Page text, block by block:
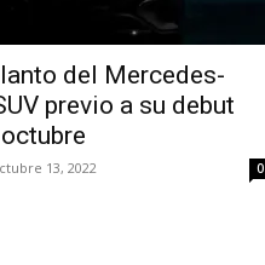
del Mercedes-
previo a su debut
13, 2022 0